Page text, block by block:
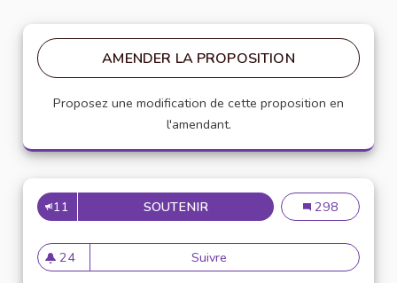
AMENDER LA PROPOSITION
Proposez une modification de cette proposition en
l'amendant.
11 SOUTENIR INSCRIRE LA CHARTE DANS
Inscrire la
298
24
24 abonnés
Suivre Inscrire la charte dans un